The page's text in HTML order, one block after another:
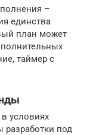
–
единства
план может
таймер с
условиях
разработки под